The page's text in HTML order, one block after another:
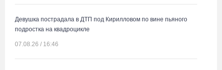
Девушка пострадала в ДТП под Кирилловом по вине пьяного
подростка на квадроцикле
07.08.26 / 16:46